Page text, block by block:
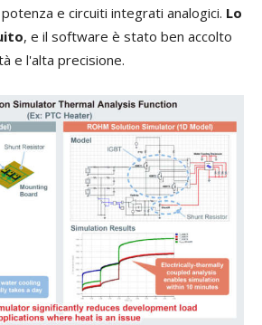
e circuiti integrati analogici. Lo
, e il software è stato ben accolto
e l'alta precisione.